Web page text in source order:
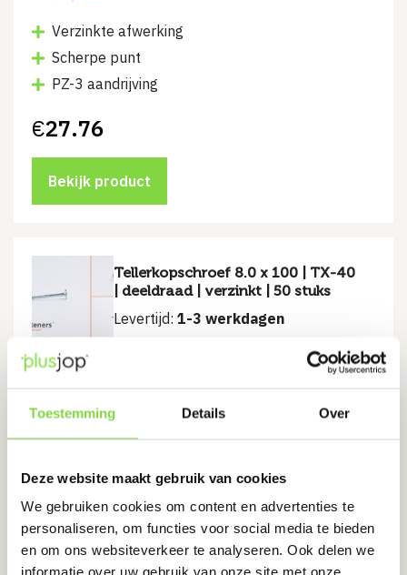
Toestemming Details Over
Deze website maakt gebruik van cookies
We gebruiken cookies om content en advertenties te
personaliseren, om functies voor social media te bieden
en om ons websiteverkeer te analyseren. Ook delen we
informatie over uw gebruik van onze site met onze
Verzinkte afwerking
Scherpe punt
PZ-3 aandrijving
€27.76
Bekijk product
Tellerkopschroef 8.0 x 100 | TX-40
| deeldraad | verzinkt | 50 stuks
Levertijd: 1-3 werkdagen
Geschikt voor binnen en buiten
Geschikt voor hout, metaal en kunststoffen
Bekijk product